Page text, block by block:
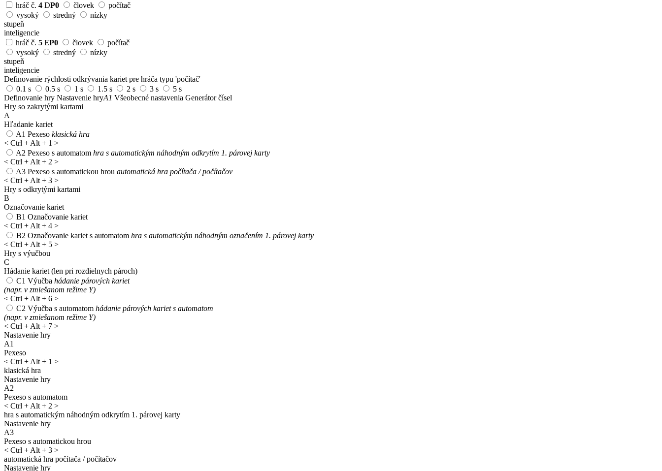
hráč č. 4 DP0 človek
počítač
vysoký
stredný
nízky
stupeň
inteligencie
hráč č. 5 EP0 človek
počítač
vysoký
stredný
nízky
stupeň
inteligencie
Definovanie rýchlosti odkrývania kariet pre hráča typu 'počítač'
0.1 s
0.5 s 1 s 1.5 s 2 s 3 s
5 s
Definovanie hry Nastavenie hryA1 Všeobecné nastavenia Generátor čísel
Hry so zakrytými kartami
A
Hľadanie kariet
A1 Pexeso klasická hra
< Ctrl + Alt + 1 >
A2 Pexeso s automatom hra s automatickým náhodným odkrytím 1. párovej karty
< Ctrl + Alt + 2 >
A3 Pexeso s automatickou hrou automatická hra počítača / počítačov
< Ctrl + Alt + 3 >
Hry s odkrytými kartami
B
Označovanie kariet
B1 Označovanie kariet
< Ctrl + Alt + 4 >
B2 Označovanie kariet s automatom hra s automatickým náhodným označením 1. párovej karty
< Ctrl + Alt + 5 >
Hry s výučbou
C
Hádanie kariet (len pri rozdielnych pároch)
C1 Výučba hádanie párových kariet
(napr. v zmiešanom režime Y)
< Ctrl + Alt + 6 >
C2 Výučba s automatom hádanie párových kariet s automatom
(napr. v zmiešanom režime Y)
< Ctrl + Alt + 7 >
Nastavenie hry
A1
Pexeso
< Ctrl + Alt + 1 >
klasická hra
Nastavenie hry
A2
Pexeso s automatom
< Ctrl + Alt + 2 >
hra s automatickým náhodným odkrytím 1. párovej karty
Nastavenie hry
A3
Pexeso s automatickou hrou
< Ctrl + Alt + 3 >
automatická hra počítača / počítačov
Nastavenie hry